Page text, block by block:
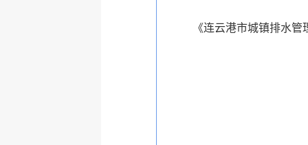
《连云港市城镇排水